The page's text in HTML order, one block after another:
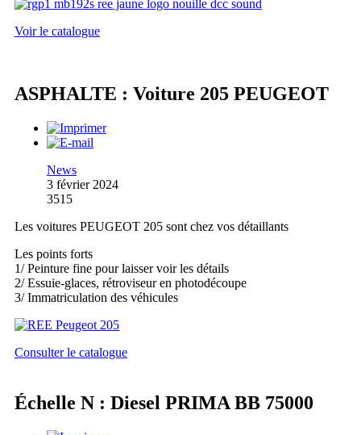
Voir le catalogue
ASPHALTE : Voiture 205 PEUGEOT
News
3 février 2024
3515
Les voitures PEUGEOT 205 sont chez vos détaillants
Les points forts
1/ Peinture fine pour laisser voir les détails
2/ Essuie-glaces, rétroviseur en photodécoupe
3/ Immatriculation des véhicules
Consulter le catalogue
Échelle N : Diesel PRIMA BB 75000